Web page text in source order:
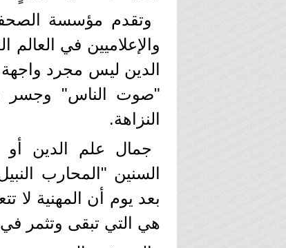
وتقدم مؤسسة
والإعلاميين في
الدين ليس مجرد
"صوت الناس" وجسر
النزاهة.
جمال علم الدين
السنين "المحارب
بعد يوم أن المهنية لا
هي التي تبقى وتثمر